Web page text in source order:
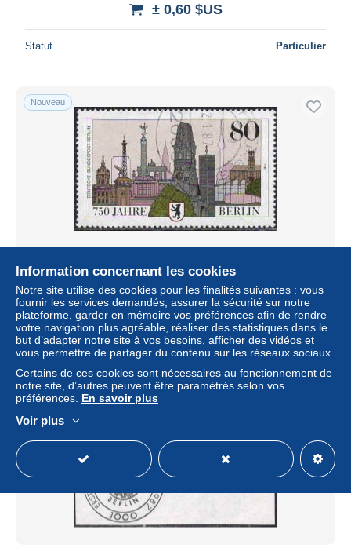
± 0,60 $US
Statut Particulier
Nouveau
Berlin Poste Obl Yv:733 Mi:776 750.Jahre Berlin (TB
cachet rond)
± 1,28 $US
Statut Particulier
Nouveau
Information concernant les cookies
Notre site utilise des cookies pour les finalités suivantes : vous
fournir les services demandés, assurer la sécurité sur notre
plateforme, garder en mémoire vos préférences afin de rendre
votre navigation plus agréable, réaliser des statistiques dans le
but d’adapter notre site à vos besoins, afficher des vidéos et
vous permettre de partager du contenu sur les réseaux sociaux.
Certains de ces cookies sont nécessaires au fonctionnement de
notre site, d’autres peuvent être paramétrés selon vos
préférences. En savoir plus
Voir plus